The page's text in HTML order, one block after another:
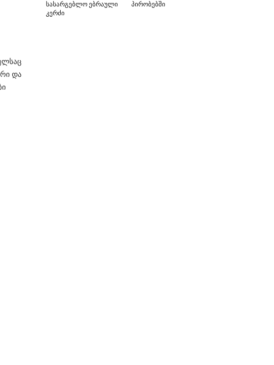
და
სასარგებლო ებრაული
კერძი
პირობებში